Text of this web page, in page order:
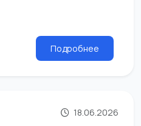
Подробнее
18.06.2026